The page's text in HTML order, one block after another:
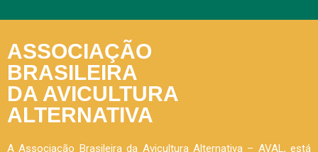
ASSOCIAÇÃO
BRASILEIRA
DA AVICULTURA
ALTERNATIVA
A Associação Brasileira da Avicultura Alternativa – AVAL, está